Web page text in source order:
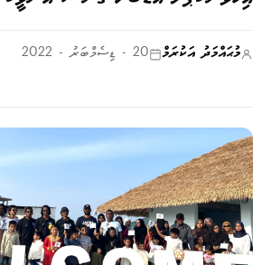
މުޙައްމަދު އަކުރަމް 20 - ޑިސެމްބަރު - 2022